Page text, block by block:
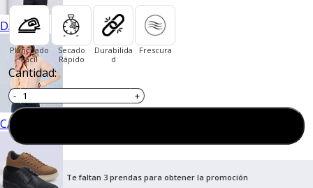
DAMA
CALZADO
Planchado
Fácil
Secado
Rápido
Durabilida
d
Frescura
Cantidad:
Te faltan 3 prendas para obtener la promoción